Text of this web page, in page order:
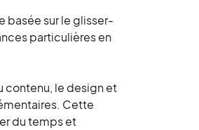
basée sur le glisser-
particulières en
contenu, le design et
Cette
du temps et